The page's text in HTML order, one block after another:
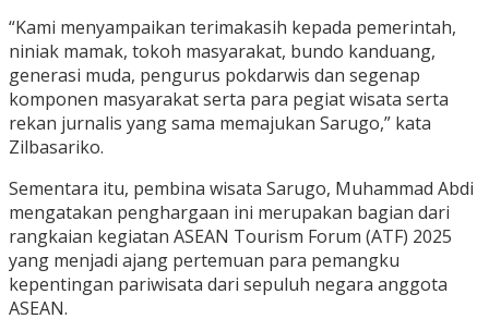
“Kami menyampaikan terimakasih kepada pemerintah,
niniak mamak, tokoh masyarakat, bundo kanduang,
generasi muda, pengurus pokdarwis dan segenap
komponen masyarakat serta para pegiat wisata serta
rekan jurnalis yang sama memajukan Sarugo,” kata
Zilbasariko.
Sementara itu, pembina wisata Sarugo, Muhammad Abdi
mengatakan penghargaan ini merupakan bagian dari
rangkaian kegiatan ASEAN Tourism Forum (ATF) 2025
yang menjadi ajang pertemuan para pemangku
kepentingan pariwisata dari sepuluh negara anggota
ASEAN.